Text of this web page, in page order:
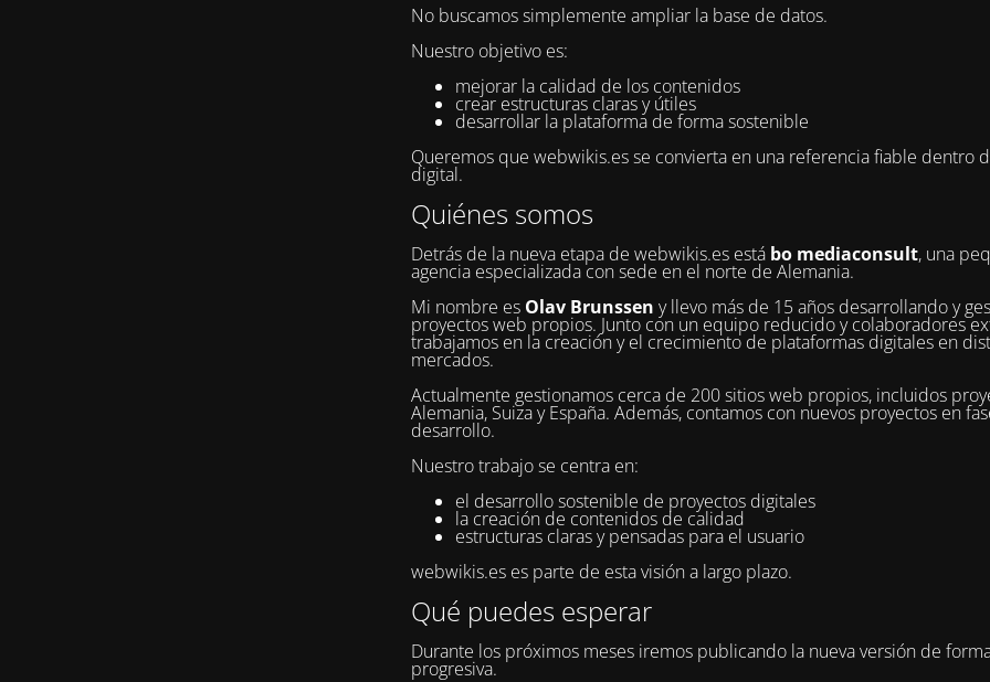
No buscamos simplemente ampliar la base de datos.
Nuestro objetivo es:
mejorar la calidad de los contenidos
crear estructuras claras y útiles
desarrollar la plataforma de forma sostenible
Queremos que webwikis.es se convierta en una referencia fiable dentro
digital.
Quiénes somos
Detrás de la nueva etapa de webwikis.es está bo mediaconsult, una
agencia especializada con sede en el norte de Alemania.
Mi nombre es Olav Brunssen y llevo más de 15 años desarrollando y
proyectos web propios. Junto con un equipo reducido y colaboradores
trabajamos en la creación y el crecimiento de plataformas digitales en
mercados.
Actualmente gestionamos cerca de 200 sitios web propios, incluidos
Alemania, Suiza y España. Además, contamos con nuevos proyectos en
desarrollo.
Nuestro trabajo se centra en:
el desarrollo sostenible de proyectos digitales
la creación de contenidos de calidad
estructuras claras y pensadas para el usuario
webwikis.es es parte de esta visión a largo plazo.
Qué puedes esperar
Durante los próximos meses iremos publicando la nueva versión de
progresiva.